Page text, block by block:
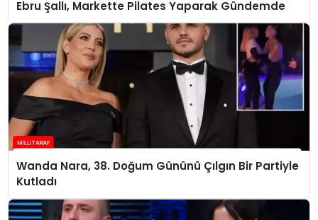
Ebru Şallı, Markette Pilates Yaparak Gündemde
Wanda Nara, 38. Doğum Gününü Çılgın Bir Partiyle
Kutladı